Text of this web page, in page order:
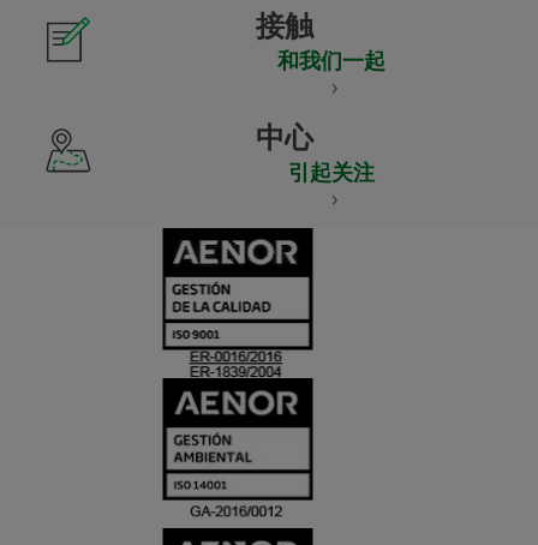
接触
和我们一起
中心
引起关注
Y